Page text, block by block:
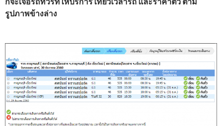
รูปภาพข้างล่าง